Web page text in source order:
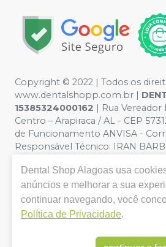
Copyright © 2022 | Todos os
www.dentalshopp.com.br |
15385324000162 | Rua
Centro – Arapiraca / AL - CEP
de Funcionamento ANVISA -
Responsável Técnico: IRAN
ilustrativas - Os preços e
sujeitos a alterações. Em caso de
no site, o valor válido é o do
vendemos por atacado, por isso
Dental Shop Alagoas usa
anúncios e melhorar a sua
continuar navegando, você
Política de Privacidade.